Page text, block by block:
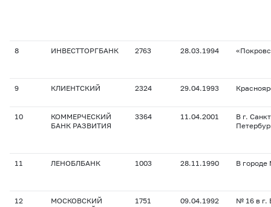
8 ИНВЕСТТОРГБАНК 2763 28.03.1994
9 КЛИЕНТСКИЙ 2324 29.04.1993
10
КОММЕРЧЕСКИЙ
БАНК РАЗВИТИЯ
3364 11.04.2001
В г.
11 ЛЕНОБЛБАНК 1003 28.11.1990 В городе
12
МОСКОВСКИЙ
1751 09.04.1992 № 16 в г.